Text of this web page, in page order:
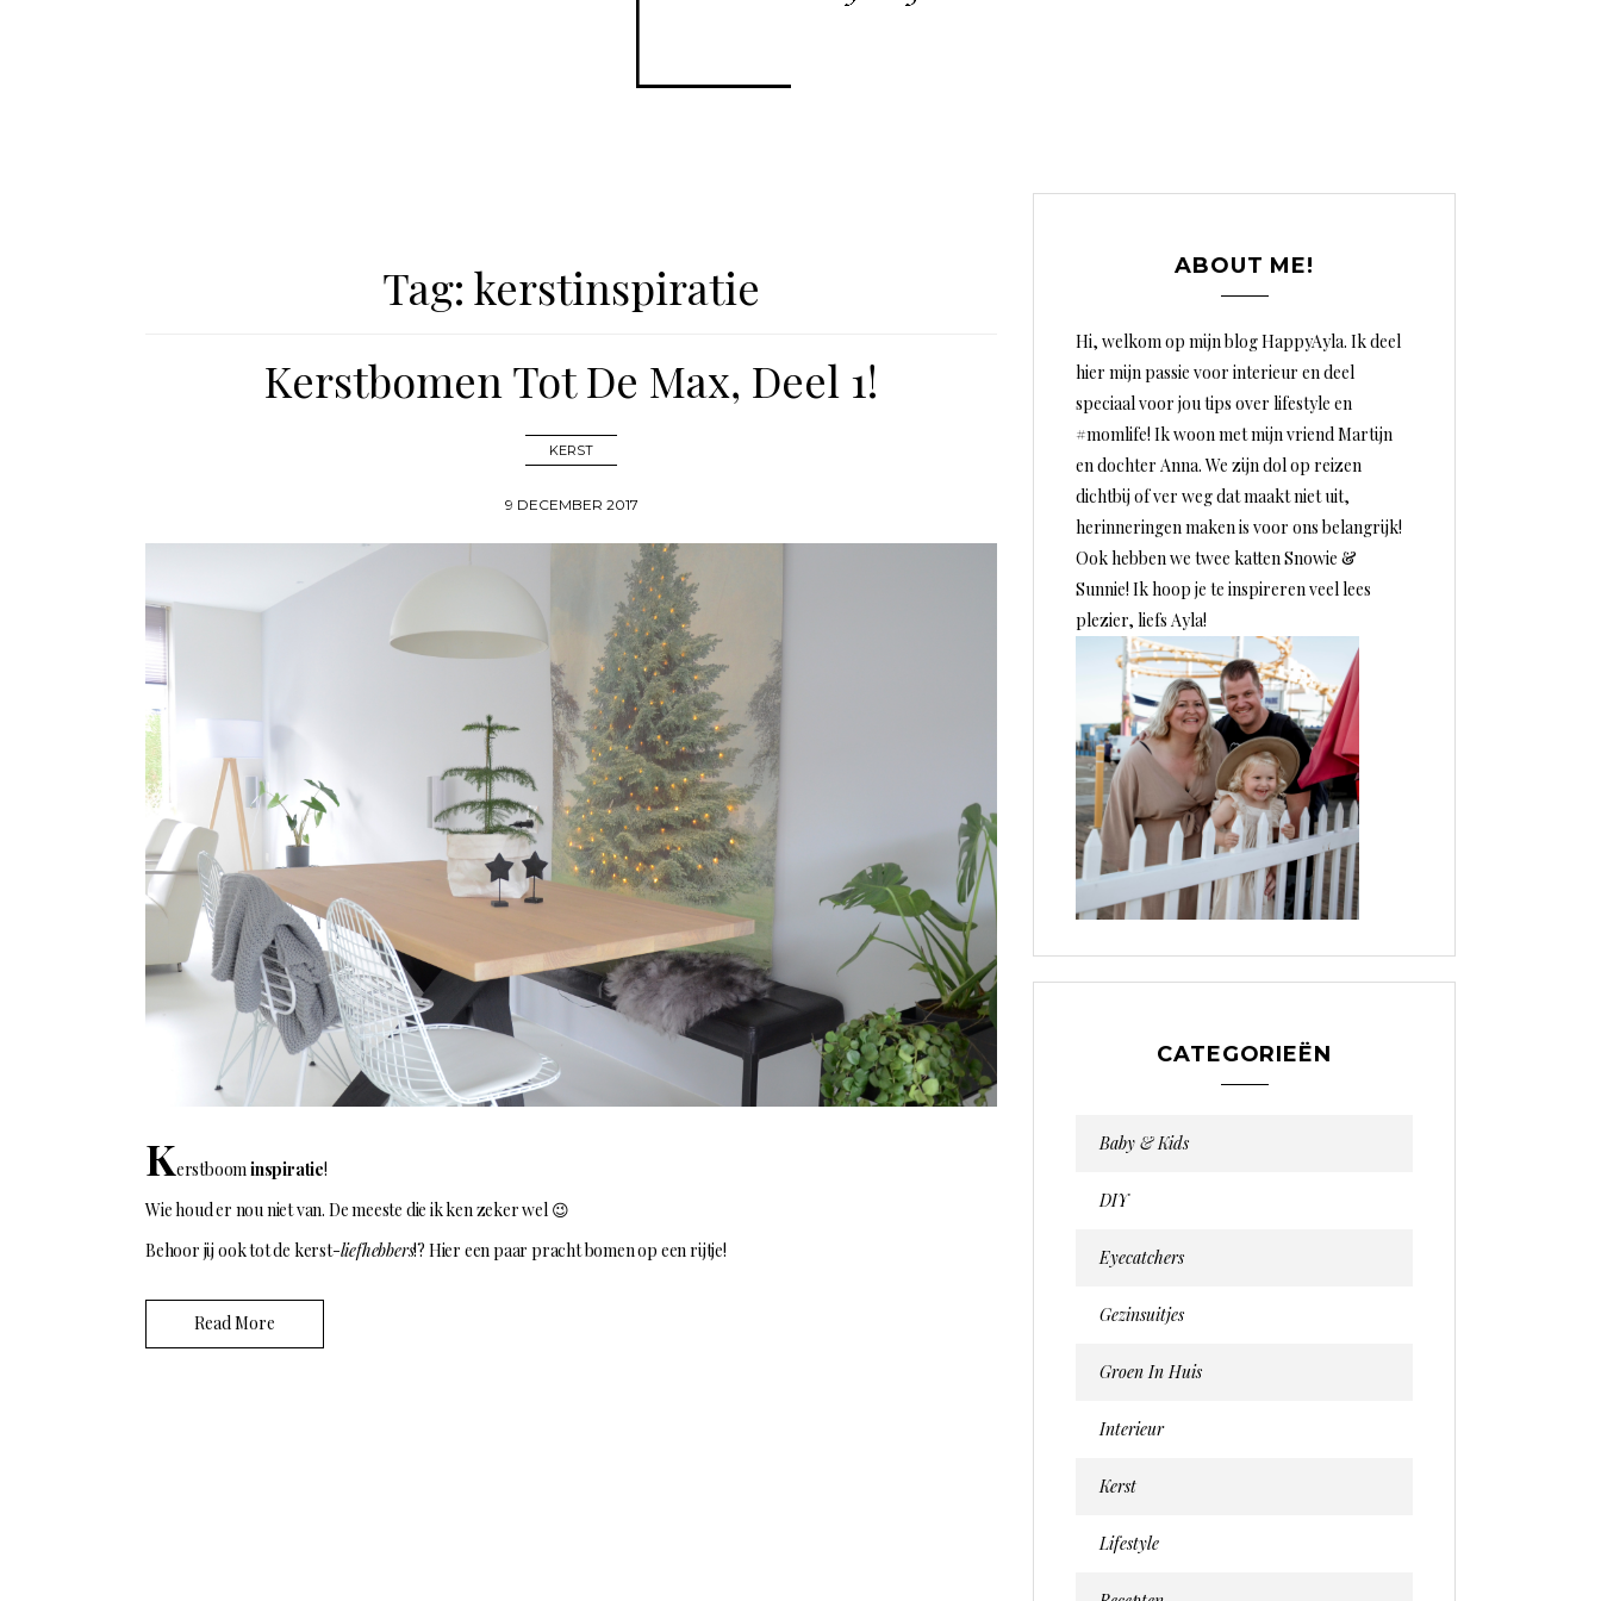
Tag: kerstinspiratie
Kerstbomen Tot De Max, Deel 1!
KERST
9 DECEMBER 2017
Kerstboominspiratie!
Wie houd er nou niet van. De meeste die ik ken zeker wel 😉
Behoor jij ook tot de kerst-liefhebbers!? Hier een paar pracht bomen op een rijtje!
Read More
ABOUT ME!
Hi, welkom op mijn blog HappyAyla. Ik deel
hier mijn passie voor interieur en deel
speciaal voor jou tips over lifestyle en
#momlife! Ik woon met mijn vriend Martijn
en dochter Anna. We zijn dol op reizen
dichtbij of ver weg dat maakt niet uit,
herinneringen maken is voor ons belangrijk!
Ook hebben we twee katten Snowie &
Sunnie! Ik hoop je te inspireren veel lees
plezier, liefs Ayla!
CATEGORIEËN
Baby & Kids
DIY
Eyecatchers
Gezinsuitjes
Groen In Huis
Interieur
Kerst
Lifestyle